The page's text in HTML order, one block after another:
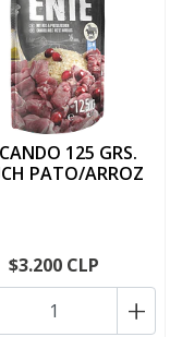
125 GRS.
PATO/ARROZ
$3.200 CLP
+